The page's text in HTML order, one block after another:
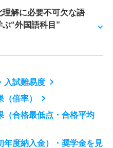
理解に必要不可欠な語
ぶ“外国語科目”
入試難易度
倍率）
（合格最低点・合格平均
年度納入金）・奨学金を見